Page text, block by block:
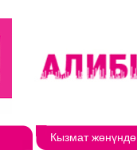
Кызмат жөнүндө